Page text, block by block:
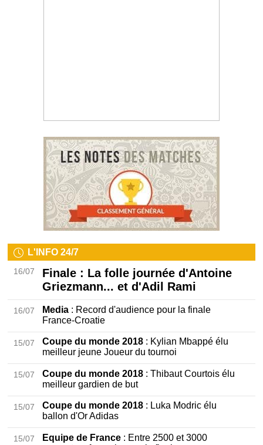
L'INFO 24/7
16/07 Finale : La folle journée d'Antoine
Griezmann... et d'Adil Rami
16/07 Media : Record d'audience pour la finale
France-Croatie
15/07 Coupe du monde 2018 : Kylian Mbappé élu
meilleur jeune Joueur du tournoi
15/07 Coupe du monde 2018 : Thibaut Courtois élu
meilleur gardien de but
15/07 Coupe du monde 2018 : Luka Modric élu
ballon d'Or Adidas
15/07 Equipe de France : Entre 2500 et 3000